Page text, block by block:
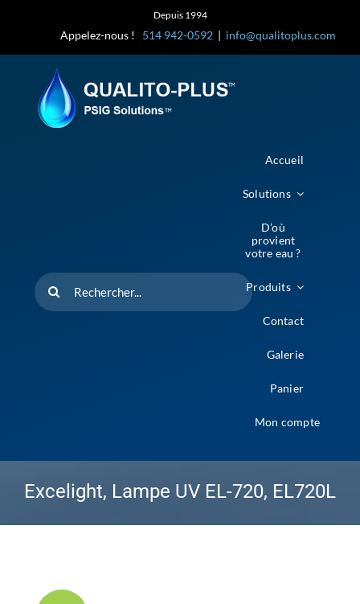
Depuis 1994
Appelez-nous ! 514 942-0592 | info@qualitoplus.com
Accueil
Solutions
D’où
provient
votre eau ?
Produits
Contact
Galerie
Panier
Mon compte
Rechercher
Excelight, Lampe UV EL-720, EL720L